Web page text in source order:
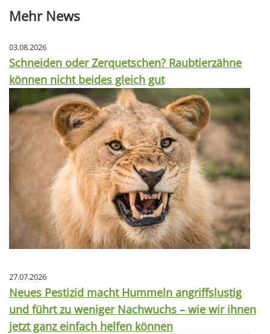
Mehr News
03.08.2026
Schneiden oder Zerquetschen? Raubtierzähne
können nicht beides gleich gut
27.07.2026
Neues Pestizid macht Hummeln angriffslustig
und führt zu weniger Nachwuchs – wie wir ihnen
jetzt ganz einfach helfen können